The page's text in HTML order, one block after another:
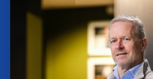
O nama
Kontakt